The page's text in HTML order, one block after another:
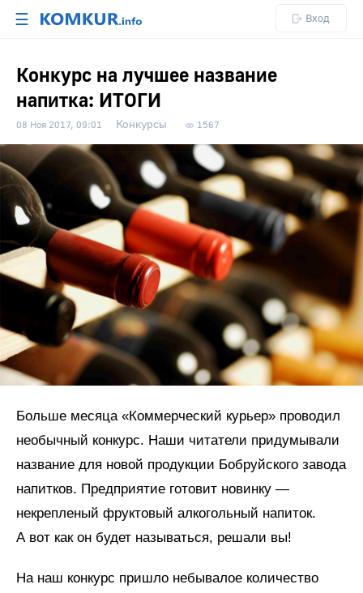
☰ Вход
Конкурс на лучшее название
напитка: ИТОГИ
08 Ноя 2017, 09:01 Конкурсы 1567
Больше месяца «Коммерческий курьер» проводил
необычный конкурс. Наши читатели придумывали
название для новой продукции Бобруйского завода
напитков. Предприятие готовит новинку —
некрепленый фруктовый алкогольный напиток.
А вот как он будет называться, решали вы!
На наш конкурс пришло небывалое количество